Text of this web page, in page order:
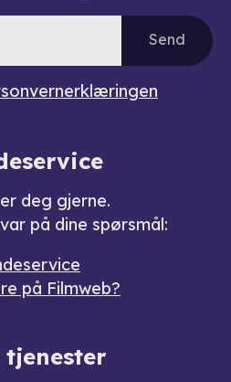
Send
deg gjerne.
på dine spørsmål:
på Filmweb?
tjenester